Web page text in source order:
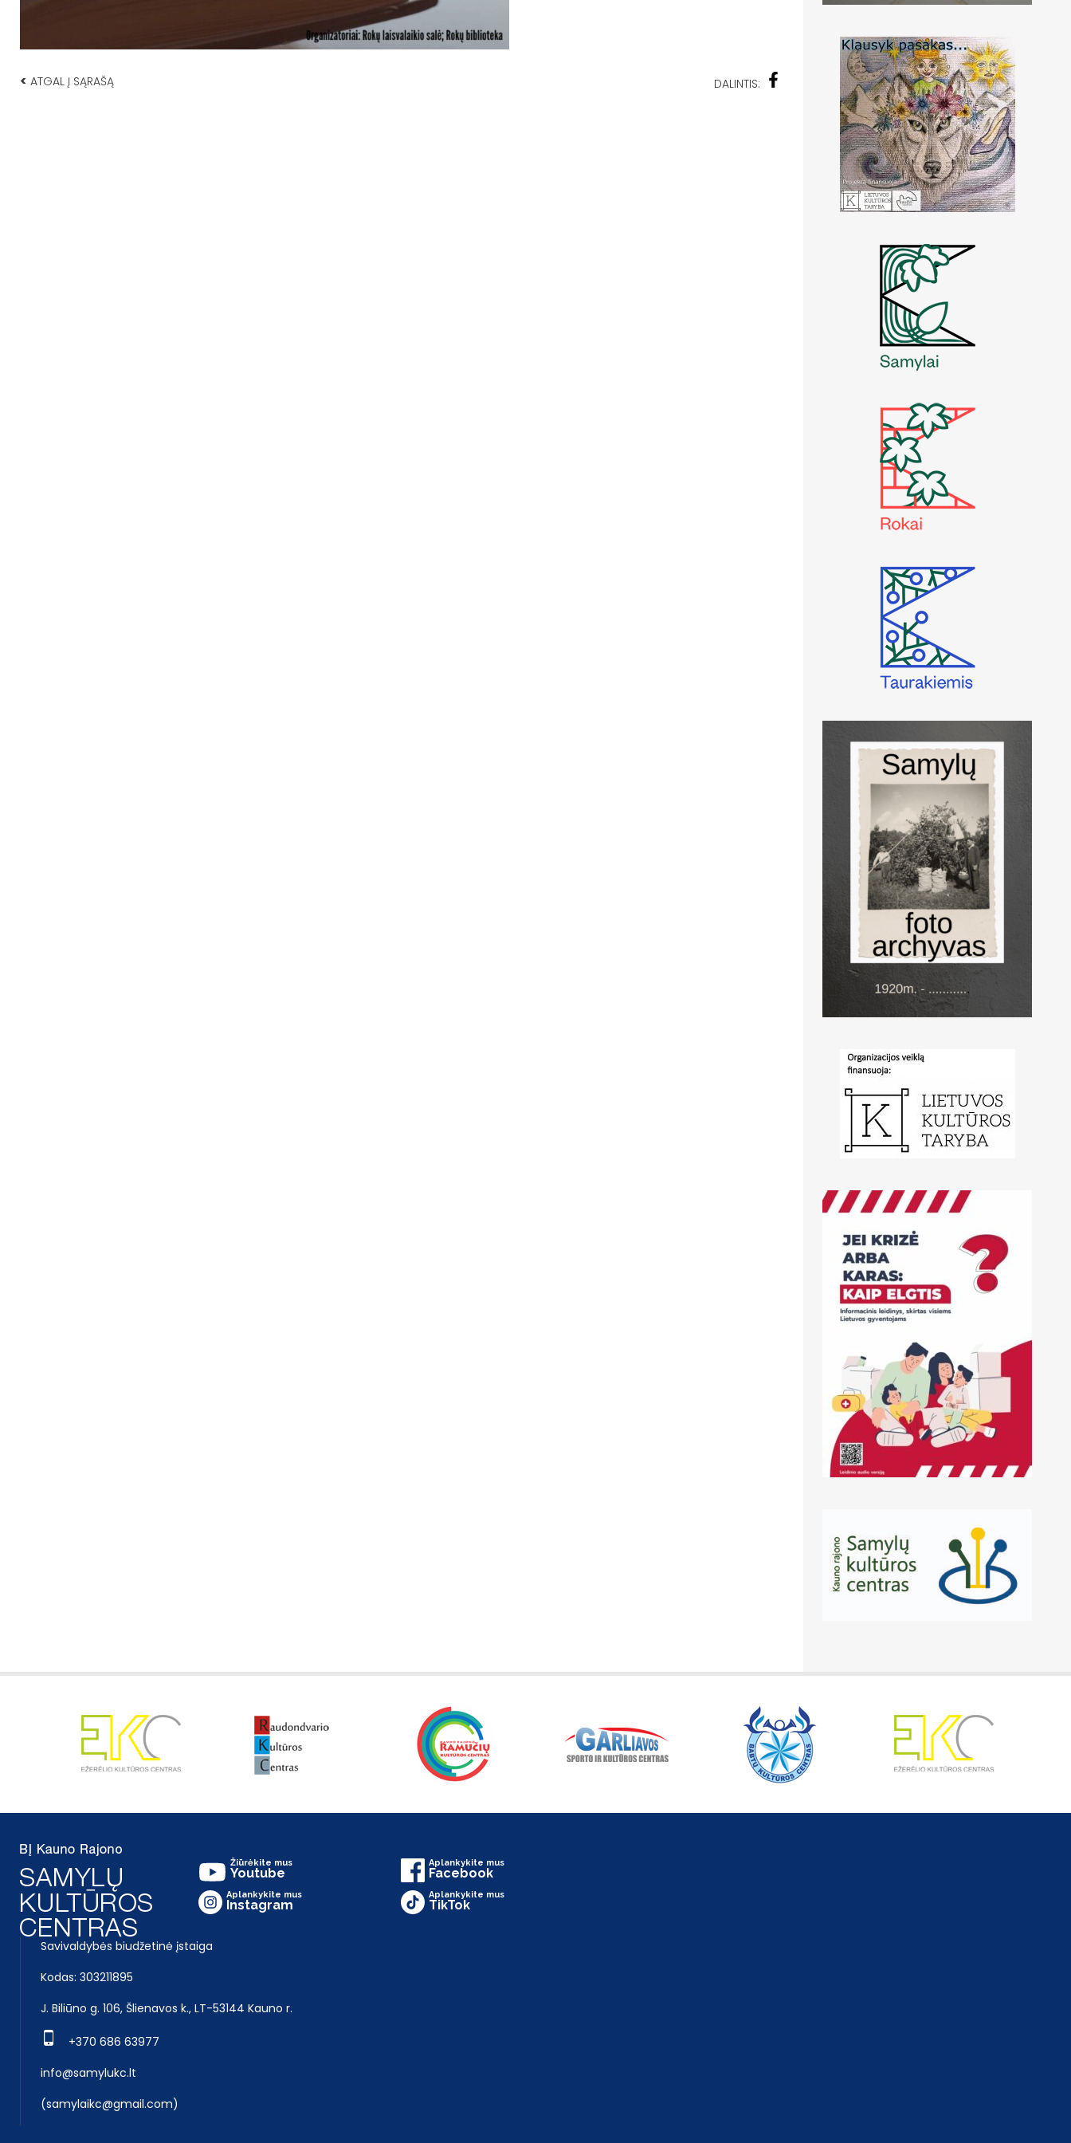
< ATGAL Į SĄRAŠĄ DALINTIS:
Žiūrėkite mus
Youtube
Aplankykite mus
Facebook
Aplankykite mus
Instagram
Aplankykite mus
TikTok
Savivaldybės biudžetinė įstaiga
Kodas: 303211895
J. Biliūno g. 106, Šlienavos k., LT-53144 Kauno r.
+370 686 63977
info@samylukc.lt
(samylaikc@gmail.com)